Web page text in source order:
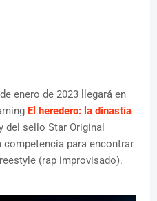
enero de 2023 llegará en
El heredero: la dinastía
del sello Star Original
para encontrar
(rap improvisado).